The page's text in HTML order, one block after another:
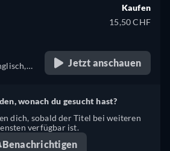
Kaufen
15,50 CHF
Jetzt anschauen
wonach du gesucht hast?
dich, sobald der Titel bei weiteren
verfügbar ist.
Benachrichtigen